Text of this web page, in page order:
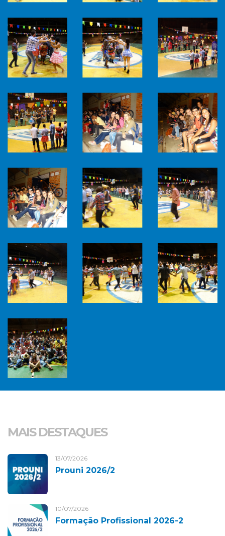
MAIS DESTAQUES
13/07/2026
Prouni 2026/2
10/07/2026
Formação Profissional 2026-2